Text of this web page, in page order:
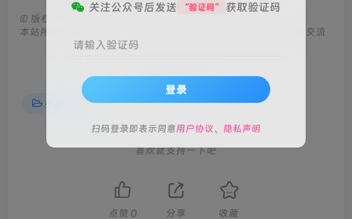
© 版权声明
本站所有资源来自互联网，版权归原作者所有，仅供用于学习和交流
手游专区
喜欢就支持一下吧
点赞 0 分享 收藏
关注公众号后发送 “验证码” 获取验证码
请输入验证码
登录
扫码登录即表示同意用户协议、 隐私声明